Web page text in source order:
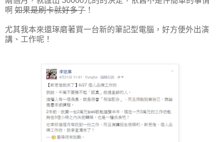
啊 如果是刷卡就好多了 ！
尤其我本來還琢磨著買一台新的筆記型電腦，好方便外出演
講、工作呢！